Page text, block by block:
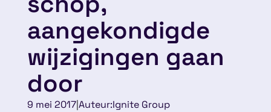
aangekondigde
wijzigingen gaan
door
9 mei 2017|Auteur:Ignite Group